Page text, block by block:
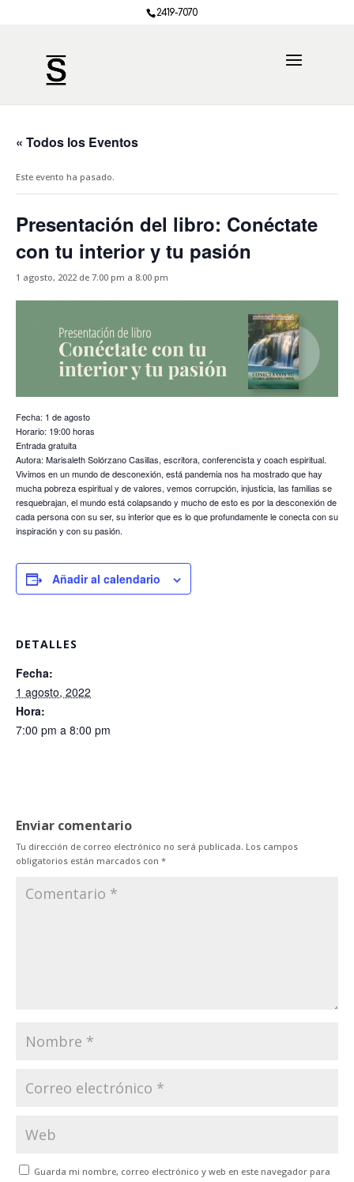
2419-7070
« Todos los Eventos
Este evento ha pasado.
Presentación del libro: Conéctate
con tu interior y tu pasión
1 agosto, 2022 de 7:00 pm a 8:00 pm
Fecha: 1 de agosto
Horario: 19:00 horas
Entrada gratuita
Autora: Marisaleth Solórzano Casillas, escritora, conferencista y coach espiritual.
Vivimos en un mundo de desconexión, está pandemia nos ha mostrado que hay
mucha pobreza espiritual y de valores, vemos corrupción, injusticia, las familias se
resquebrajan, el mundo está colapsando y mucho de esto es por la desconexión de
cada persona con su ser, su interior que es lo que profundamente le conecta con su
inspiración y con su pasión.
Añadir al calendario
DETALLES
Fecha:
1 agosto, 2022
Hora:
7:00 pm a 8:00 pm
Enviar comentario
Tu dirección de correo electrónico no será publicada. Los campos
obligatorios están marcados con *
Guarda mi nombre, correo electrónico y web en este navegador para